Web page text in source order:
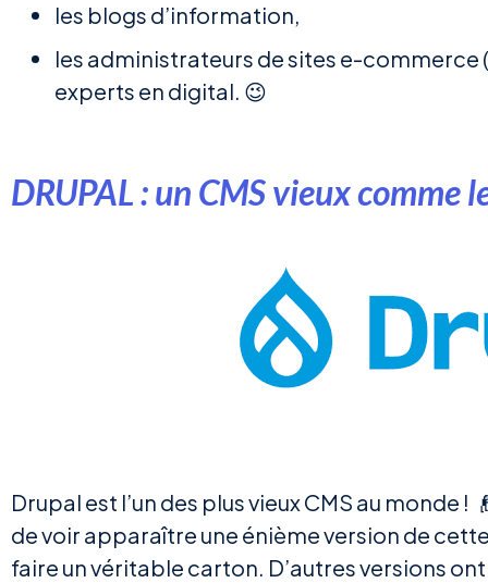
les blogs d’information,
les administrateurs de sites e-commerce
experts en digital. 😉
DRUPAL : un CMS vieux comme
Drupal est l’un des plus vieux CMS au monde
de voir apparaître une énième version de
faire un véritable carton. D’autres versions